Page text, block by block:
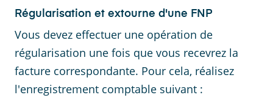
Régularisation et extourne d'une FNP
Vous devez effectuer une opération de
régularisation une fois que vous recevrez la
facture correspondante. Pour cela, réalisez
l'enregistrement comptable suivant :